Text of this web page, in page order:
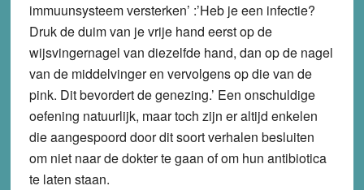
immuunsysteem versterken’ :’Heb je een infectie?
Druk de duim van je vrije hand eerst op de
wijsvingernagel van diezelfde hand, dan op de nagel
van de middelvinger en vervolgens op die van de
pink. Dit bevordert de genezing.’ Een onschuldige
oefening natuurlijk, maar toch zijn er altijd enkelen
die aangespoord door dit soort verhalen besluiten
om niet naar de dokter te gaan of om hun antibiotica
te laten staan.